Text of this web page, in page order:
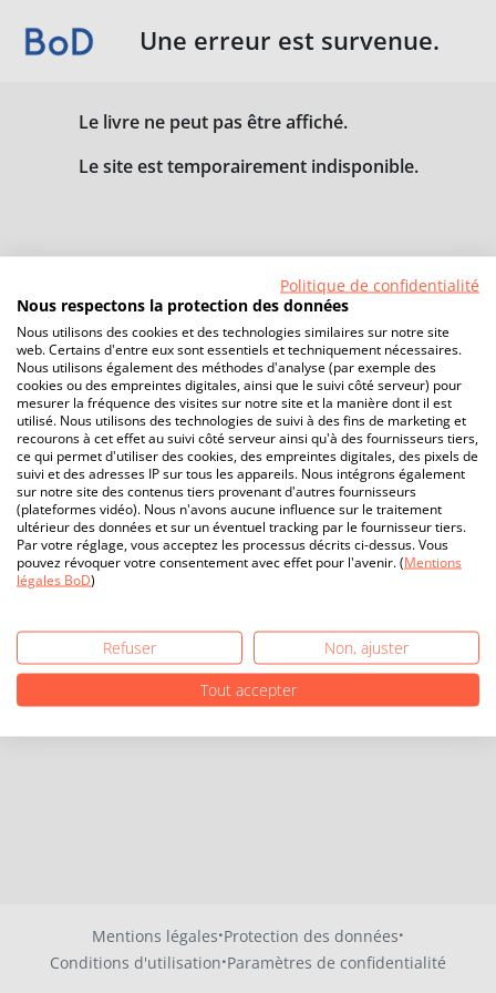
Une erreur est survenue.
Le livre ne peut pas être affiché.
Le site est temporairement indisponible.
Mentions légales·Protection des données·
Conditions d'utilisation·Paramètres de confidentialité
Politique de confidentialité
Nous respectons la protection des données
Nous utilisons des cookies et des technologies similaires sur notre site
web. Certains d'entre eux sont essentiels et techniquement nécessaires.
Nous utilisons également des méthodes d'analyse (par exemple des
cookies ou des empreintes digitales, ainsi que le suivi côté serveur) pour
mesurer la fréquence des visites sur notre site et la manière dont il est
utilisé. Nous utilisons des technologies de suivi à des fins de marketing et
recourons à cet effet au suivi côté serveur ainsi qu'à des fournisseurs tiers,
ce qui permet d'utiliser des cookies, des empreintes digitales, des pixels de
suivi et des adresses IP sur tous les appareils. Nous intégrons également
sur notre site des contenus tiers provenant d'autres fournisseurs
(plateformes vidéo). Nous n'avons aucune influence sur le traitement
ultérieur des données et sur un éventuel tracking par le fournisseur tiers.
Par votre réglage, vous acceptez les processus décrits ci-dessus. Vous
pouvez révoquer votre consentement avec effet pour l'avenir. (Mentions
légales BoD)
Refuser
Non, ajuster
Tout accepter